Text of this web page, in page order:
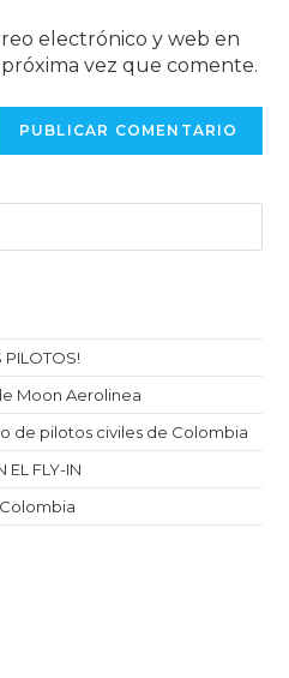
electrónico y web en
vez que comente.
PILOTOS!
Moon Aerolinea
de pilotos civiles de Colombia
EL FLY-IN